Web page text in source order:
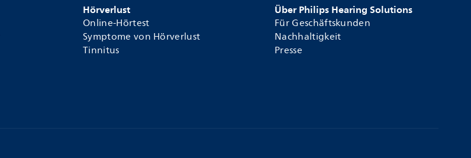
Hörverlust
Online-Hörtest
Symptome von Hörverlust
Tinnitus
Über Philips Hearing Solutions
Für Geschäftskunden
Nachhaltigkeit
Presse